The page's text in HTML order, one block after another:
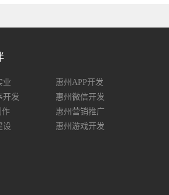
业
惠州APP开发
开发
惠州微信开发
作
惠州营销推广
设
惠州游戏开发